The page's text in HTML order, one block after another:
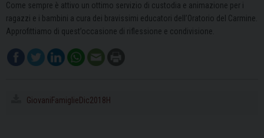
Come sempre è attivo un ottimo servizio di custodia e animazione per i
ragazzi e i bambini a cura dei bravissimi educatori dell’Oratorio del Carmine.
Approfittiamo di quest’occasione di riflessione e condivisione.
GiovaniFamiglieDic2018H